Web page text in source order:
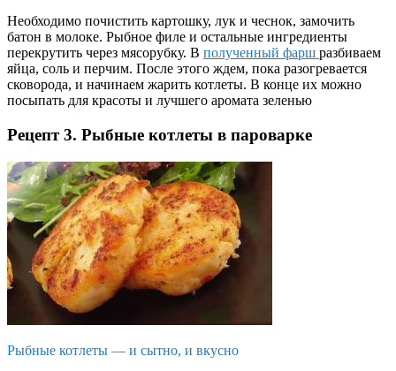
Необходимо почистить картошку, лук и чеснок, замочить
батон в молоке. Рыбное филе и остальные ингредиенты
перекрутить через мясорубку. В полученный фарш разбиваем
яйца, соль и перчим. После этого ждем, пока разогревается
сковорода, и начинаем жарить котлеты. В конце их можно
посыпать для красоты и лучшего аромата зеленью
Рецепт 3. Рыбные котлеты в пароварке
Рыбные котлеты — и сытно, и вкусно